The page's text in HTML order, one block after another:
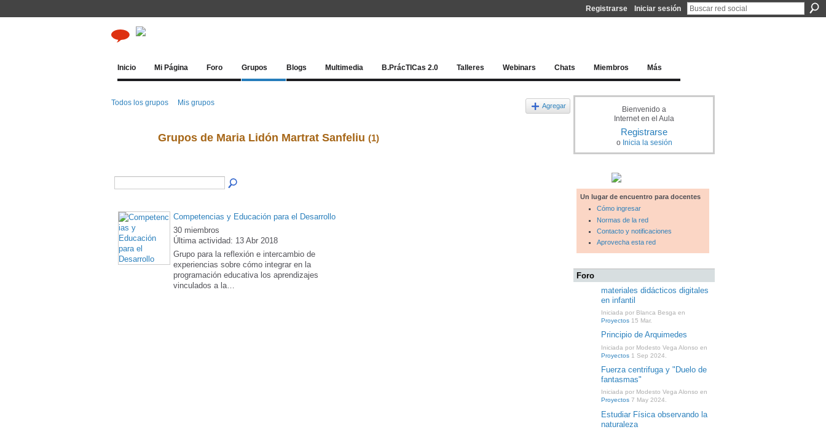
Registrarse Iniciar sesión
Inicio Mi Página Foro Grupos Blogs Multimedia B.PrácTICas 2.0 Talleres Webinars Chats Miembros Más
Todos los grupos Mis grupos Agregar
Grupos de Maria Lidón Martrat Sanfeliu (1)
Competencias y Educación para el Desarrollo
30 miembros
Última actividad: 13 Abr 2018
Grupo para la reflexión e intercambio de
experiencias sobre cómo integrar en la
programación educativa los aprendizajes
vinculados a la…
Bienvenido a
Internet en el Aula
Registrarse
o Inicia la sesión
Un lugar de encuentro para docentes
Cómo ingresar
Normas de la red
Contacto y notificaciones
Aprovecha esta red
Foro
materiales didácticos digitales
en infantil
Iniciada por Blanca Besga en
Proyectos 15 Mar.
Principio de Arquimedes
Iniciada por Modesto Vega Alonso en
Proyectos 1 Sep 2024.
Fuerza centrifuga y "Duelo de
fantasmas"
Iniciada por Modesto Vega Alonso en
Proyectos 7 May 2024.
Estudiar Física observando la
naturaleza